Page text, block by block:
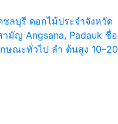
ลบุรี ดอกไม้ประจำจังหวัด
มัญ Angsana, Padauk ชื่อ
ษณะทั่วไป ลำ ต้นสูง 10–20